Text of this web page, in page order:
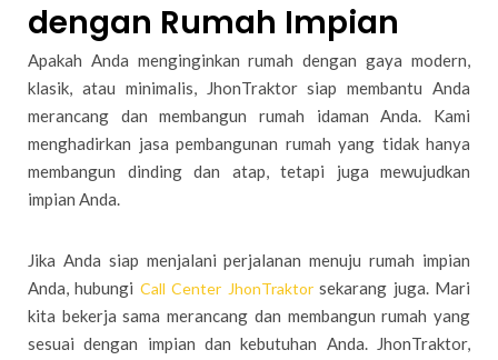
dengan Rumah Impian
Apakah Anda menginginkan rumah dengan gaya modern,
klasik, atau minimalis, JhonTraktor siap membantu Anda
merancang dan membangun rumah idaman Anda. Kami
menghadirkan jasa pembangunan rumah yang tidak hanya
membangun dinding dan atap, tetapi juga mewujudkan
impian Anda.
Jika Anda siap menjalani perjalanan menuju rumah impian
Anda, hubungi Call Center JhonTraktorsekarang juga. Mari
kita bekerja sama merancang dan membangun rumah yang
sesuai dengan impian dan kebutuhan Anda. JhonTraktor,